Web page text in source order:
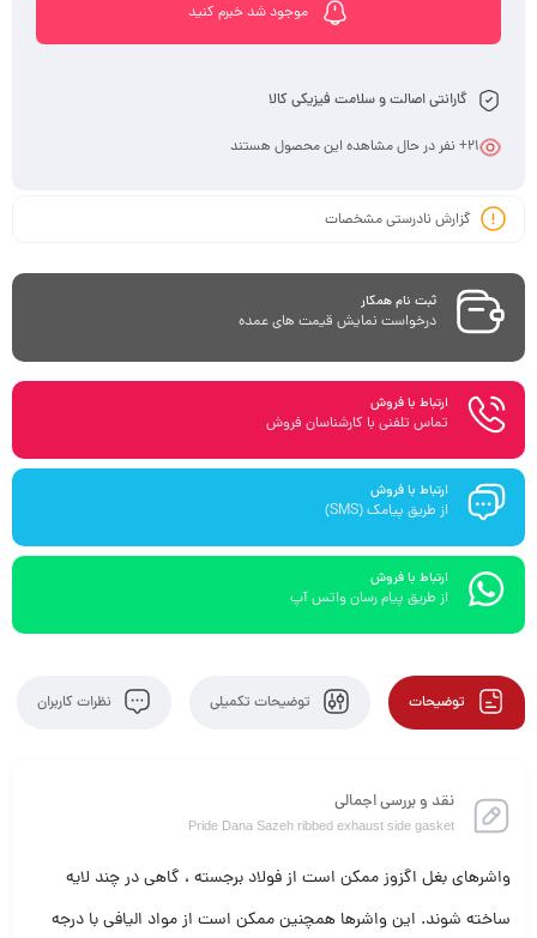
موجود شد خبرم کنید
گارانتی اصالت و سلامت فیزیکی کالا
21+ نفر در حال مشاهده این محصول هستند
گزارش نادرستی مشخصات
ثبت نام همکار
درخواست نمایش قیمت های عمده
ارتباط با فروش
تماس تلفنی با کارشناسان فروش
ارتباط با فروش
از طریق پیامک (SMS)
ارتباط با فروش
از طریق پیام رسان واتس آپ
توضیحات توضیحات تکمیلی نظرات کاربران
نقد و بررسی اجمالی
Pride Dana Sazeh ribbed exhaust side gasket
واشرهای بغل اگزوز ممکن است از فولاد برجسته ، گاهی در چند لایه
ساخته شوند. این واشرها همچنین ممکن است از مواد الیافی با درجه